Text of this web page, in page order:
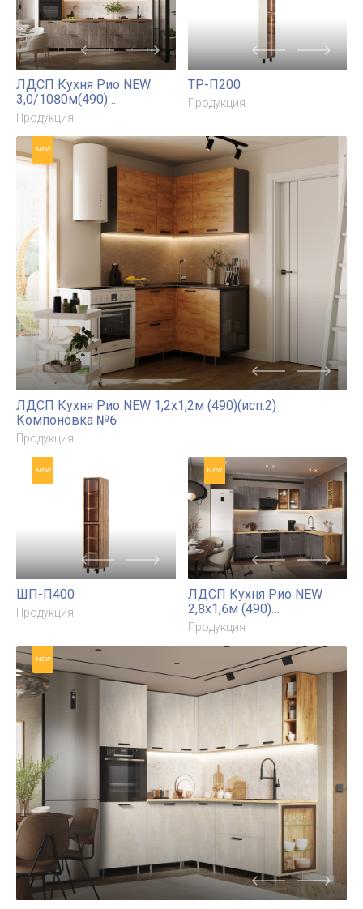
ЛДСП Кухня Рио NEW (металл) 3,2/1260м (490)
Компоновка №7
Продукция
NEW
ЛДСП Кухня Рио NEW
3,0/1080м(490)
Компоновка №3
Продукция
ТР-П200
Продукция
ЛДСП Кухня Рио NEW 1,2х1,2м (490)(исп.2)
Компоновка №6
ШП-П400
NEW
ЛДСП Кухня Рио NEW
2,8х1,6м (490)
Компоновка №1
Продукция
NEW
Напишите нам